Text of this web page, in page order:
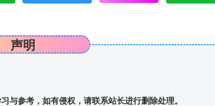
声明
参考，如有侵权，请联系站长进行删除处理。